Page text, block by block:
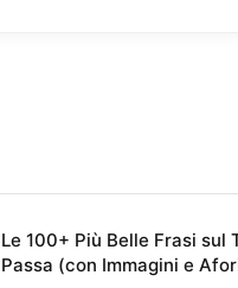
Le 100+ Più Belle Frasi sul
Passa (con Immagini e